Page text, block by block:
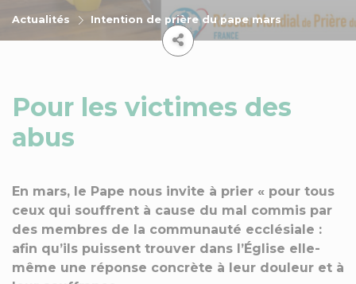
Actualités Intention de prière du pape mars
Pour les victimes des
abus
En mars, le Pape nous invite à prier « pour tous
ceux qui souffrent à cause du mal commis par
des membres de la communauté ecclésiale :
afin qu’ils puissent trouver dans l’Église elle-
même une réponse concrète à leur douleur et à